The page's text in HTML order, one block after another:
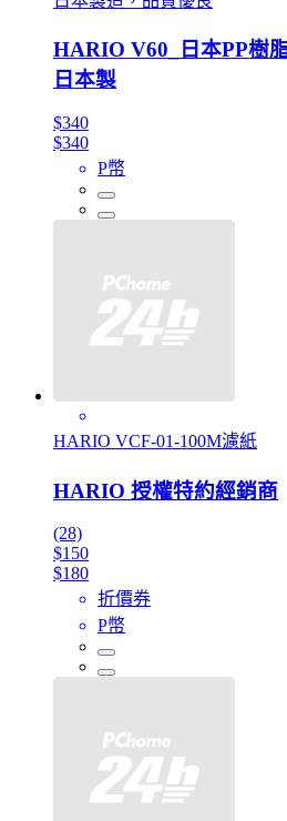
HARIO V60_日本PP樹
日本製
$340
$340
P幣
HARIO VCF-01-100M濾紙
HARIO 授權特約經銷商
(28)
$150
$180
折價券
P幣